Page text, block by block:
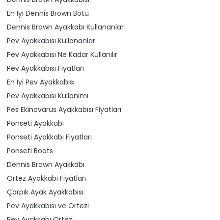
En İyi Dennis Brown Botu
Dennis Brown Ayakkabı Kullananlar
Pev Ayakkabısı Kullananlar
Pev Ayakkabısı Ne Kadar Kullanılır
Pev Ayakkabısı Fiyatları
En İyi Pev Ayakkabısı
Pev Ayakkabısı Kullanımı
Pes Ekinovarus Ayakkabısı Fiyatları
Ponseti Ayakkabı
Ponseti Ayakkabı Fiyatları
Ponseti Boots
Dennis Brown Ayakkabı
Ortez Ayakkabı Fiyatları
Çarpık Ayak Ayakkabısı
Pev Ayakkabısı ve Ortezi